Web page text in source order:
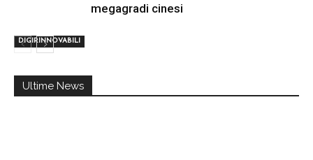
DIGIRINNOVABILI
megagradi cinesi
Ultime News